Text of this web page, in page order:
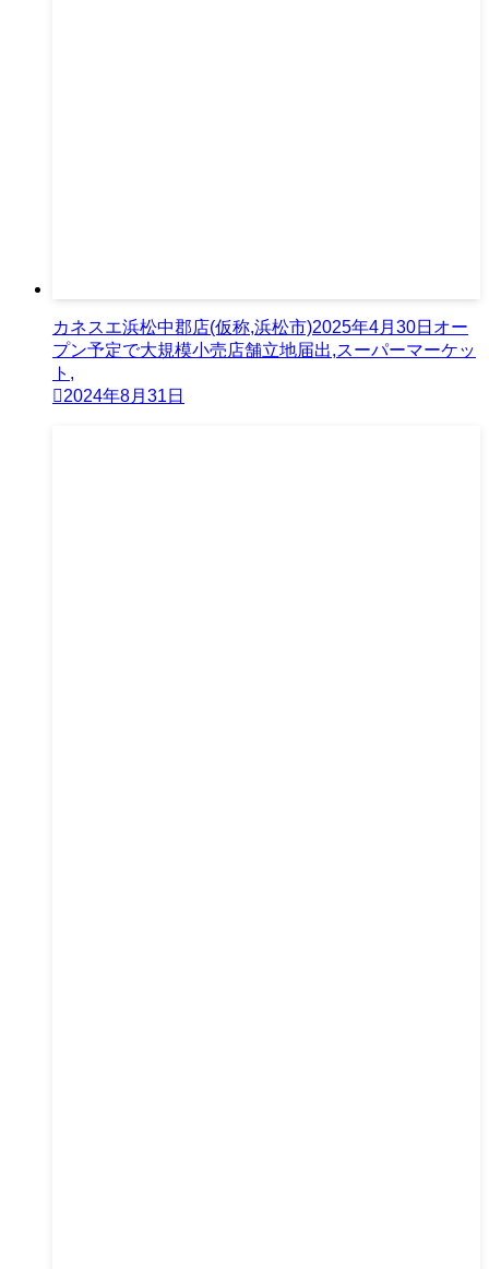
カネスエ浜松中郡店(仮称,浜松市)2025年4月30日オー
プン予定で大規模小売店舗立地届出,スーパーマーケッ
ト,
2024年8月31日